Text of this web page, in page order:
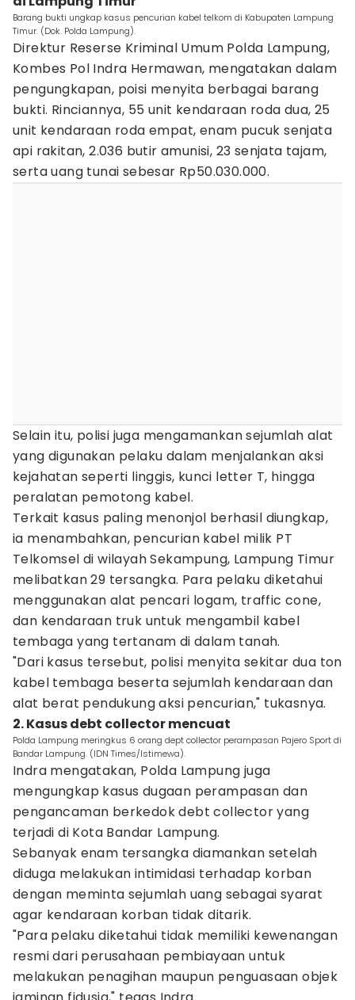
Barang bukti ungkap kasus pencurian kabel telkom di Kabupaten Lampung
Timur. (Dok. Polda Lampung).
Direktur Reserse Kriminal Umum Polda Lampung,
Kombes Pol Indra Hermawan, mengatakan dalam
pengungkapan, poisi menyita berbagai barang
bukti. Rinciannya, 55 unit kendaraan roda dua, 25
unit kendaraan roda empat, enam pucuk senjata
api rakitan, 2.036 butir amunisi, 23 senjata tajam,
serta uang tunai sebesar Rp50.030.000.
Selain itu, polisi juga mengamankan sejumlah alat
yang digunakan pelaku dalam menjalankan aksi
kejahatan seperti linggis, kunci letter T, hingga
peralatan pemotong kabel.
Terkait kasus paling menonjol berhasil diungkap,
ia menambahkan, pencurian kabel milik PT
Telkomsel di wilayah Sekampung, Lampung Timur
melibatkan 29 tersangka. Para pelaku diketahui
menggunakan alat pencari logam, traffic cone,
dan kendaraan truk untuk mengambil kabel
tembaga yang tertanam di dalam tanah.
"Dari kasus tersebut, polisi menyita sekitar dua ton
kabel tembaga beserta sejumlah kendaraan dan
alat berat pendukung aksi pencurian," tukasnya.
2. Kasus debt collector mencuat
Polda Lampung meringkus 6 orang dept collector perampasan Pajero Sport di
Bandar Lampung. (IDN Times/Istimewa).
Indra mengatakan, Polda Lampung juga
mengungkap kasus dugaan perampasan dan
pengancaman berkedok debt collector yang
terjadi di Kota Bandar Lampung.
Sebanyak enam tersangka diamankan setelah
diduga melakukan intimidasi terhadap korban
dengan meminta sejumlah uang sebagai syarat
agar kendaraan korban tidak ditarik.
"Para pelaku diketahui tidak memiliki kewenangan
resmi dari perusahaan pembiayaan untuk
melakukan penagihan maupun penguasaan objek